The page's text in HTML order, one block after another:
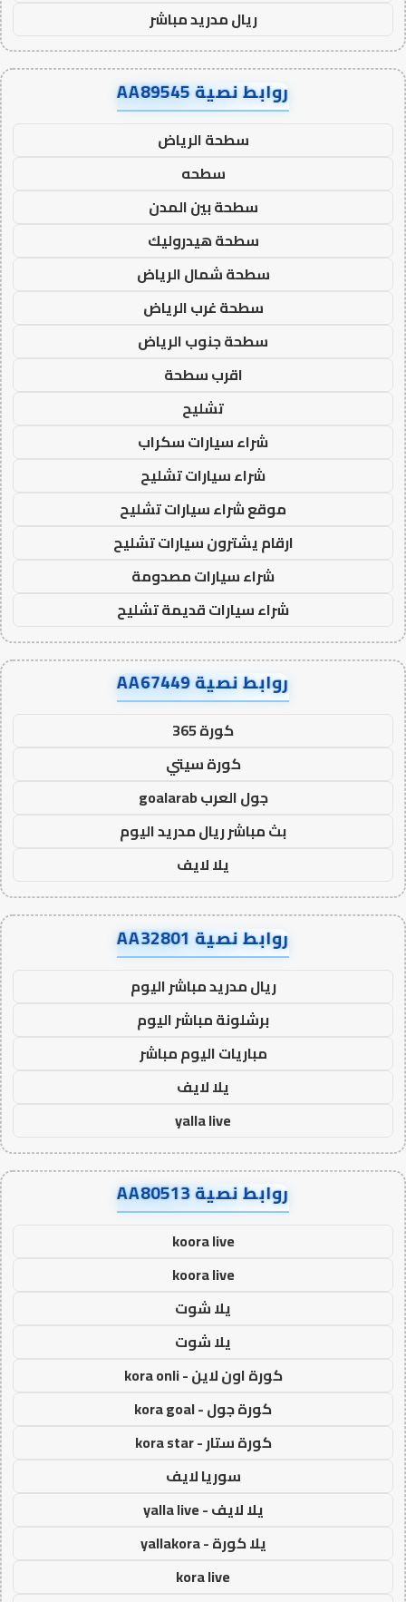
ريال مدريد مباشر
روابط نصية AA89545
سطحة الرياض
سطحه
سطحة بين المدن
سطحة هيدروليك
سطحة شمال الرياض
سطحة غرب الرياض
سطحة جنوب الرياض
اقرب سطحة
تشليح
شراء سيارات سكراب
شراء سيارات تشليح
موقع شراء سيارات تشليح
ارقام يشترون سيارات تشليح
شراء سيارات مصدومة
شراء سيارات قديمة تشليح
روابط نصية AA67449
كورة 365
كورة سيتي
جول العرب goalarab
بث مباشر ريال مدريد اليوم
يلا لايف
روابط نصية AA32801
ريال مدريد مباشر اليوم
برشلونة مباشر اليوم
مباريات اليوم مباشر
يلا لايف
yalla live
روابط نصية AA80513
koora live
koora live
يلا شوت
يلا شوت
كورة اون لاين - kora onli
كورة جول - kora goal
كورة ستار - kora star
سوريا لايف
يلا لايف - yalla live
يلا كورة - yallakora
kora live